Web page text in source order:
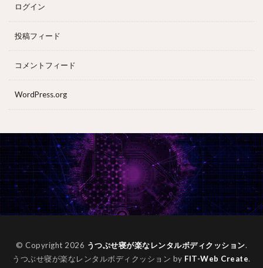
ログイン
投稿フィード
コメントフィード
WordPress.org
© Copyright 2026 うつぶせ寝が楽なレンタルボディクッション.
うつぶせ寝が楽なレンタルボディクッション by FIT-Web Create.